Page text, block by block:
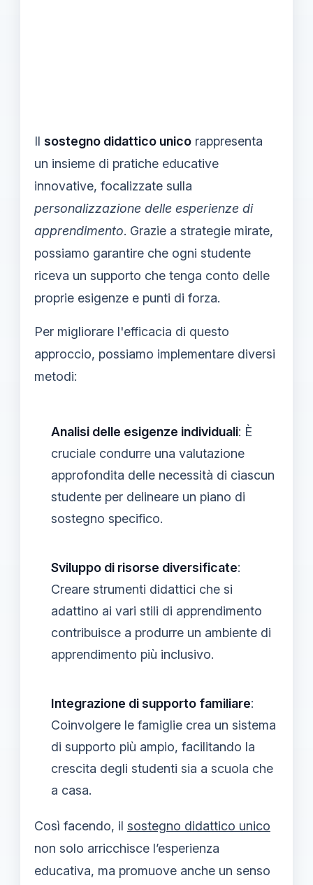
Il sostegno didattico unico rappresenta
un insieme di pratiche educative
innovative, focalizzate sulla
personalizzazione delle esperienze di
apprendimento. Grazie a strategie mirate,
possiamo garantire che ogni studente
riceva un supporto che tenga conto delle
proprie esigenze e punti di forza.
Per migliorare l'efficacia di questo
approccio, possiamo implementare diversi
metodi:
Analisi delle esigenze individuali: È
cruciale condurre una valutazione
approfondita delle necessità di ciascun
studente per delineare un piano di
sostegno specifico.
Sviluppo di risorse diversificate:
Creare strumenti didattici che si
adattino ai vari stili di apprendimento
contribuisce a produrre un ambiente di
apprendimento più inclusivo.
Integrazione di supporto familiare:
Coinvolgere le famiglie crea un sistema
di supporto più ampio, facilitando la
crescita degli studenti sia a scuola che
a casa.
Così facendo, il sostegno didattico unico
non solo arricchisce l’esperienza
educativa, ma promuove anche un senso